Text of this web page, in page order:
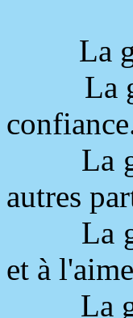
La
La
La
autres
La
et à
La